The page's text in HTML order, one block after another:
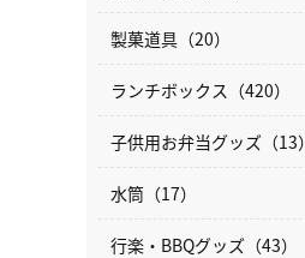
製菓道具（20）
ランチボックス（420）
子供用お弁当グッズ（13）
水筒（17）
行楽・BBQグッズ（43）